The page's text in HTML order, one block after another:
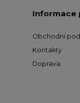
Informace
Obchodní
Kontakty
Doprava.